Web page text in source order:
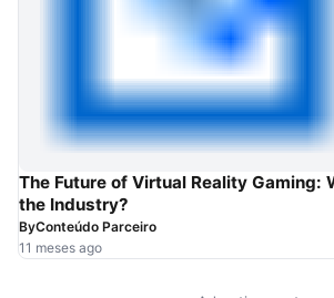
The Future of Virtual Reality Gaming:
the Industry?
ByConteúdo Parceiro
11 meses ago